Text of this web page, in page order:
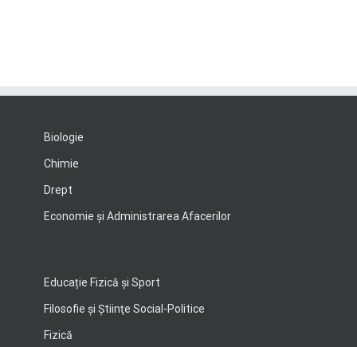
Biologie
Chimie
Drept
Economie şi Administrarea Afacerilor
Educație Fizică și Sport
Filosofie şi Ştiinţe Social-Politice
Fizică